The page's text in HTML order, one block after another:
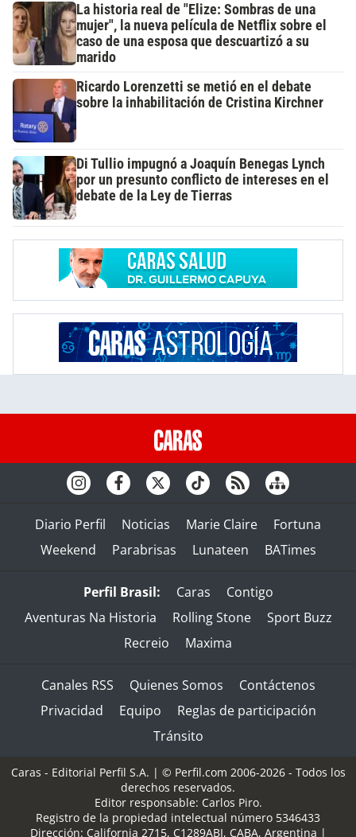
La historia real de "Elize: Sombras de una
mujer", la nueva película de Netflix sobre el
caso de una esposa que descuartizó a su
marido
Ricardo Lorenzetti se metió en el debate
sobre la inhabilitación de Cristina Kirchner
Di Tullio impugnó a Joaquín Benegas Lynch
por un presunto conflicto de intereses en el
debate de la Ley de Tierras
Diario Perfil Noticias Marie Claire
Fortuna
Weekend
Parabrisas Lunateen BATimes
Perfil Brasil: Caras
Contigo
Aventuras Na Historia
Rolling Stone
Sport Buzz
Recreio
Maxima
Canales RSS Quienes Somos
Contáctenos
Privacidad
Equipo
Reglas de participación
Tránsito
Caras - Editorial Perfil S.A. | © Perfil.com 2006-2026 - Todos los
derechos reservados.
Editor responsable: Carlos Piro.
Registro de la propiedad intelectual número 5346433
Dirección: California 2715, C1289ABI, CABA, Argentina |